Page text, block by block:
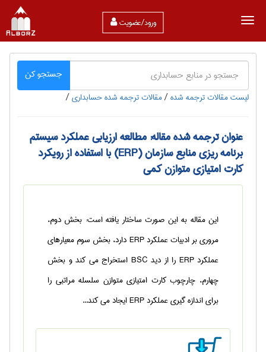
ورود/عضویت
جستجو کن
لیست مقالات ترجمه شده/مقالات ترجمه شده حسابداری/
عنوان ترجمه شده مقاله: مطالعه ارزیابی عملکرد سیستم
برنامه ریزی منابع سازمان (ERP) با استفاده از رویکرد
کارت امتیازی متوازن کمی
این مقاله به این صورت ساختار یافته است: بخش دوم،
مروری بر ادبیات عملکرد ERP دارد، بخش سوم معیارهای
عملکرد ERP را از دید BSC استخراج می کند و بخش
چهارم، چارچوب کارت امتیازی متوازن سلسله مراتبی را
برای اندازه گیری عملکرد ERP ایجاد می کند...